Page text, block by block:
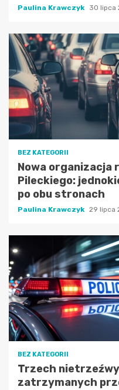
Paulina Krawczyk 30 lipca
BEZ KATEGORII
Nowa organizacja
Pileckiego:
po obu stronach
Paulina Krawczyk 29 lipca
BEZ KATEGORII
Trzech
zatrzymanych